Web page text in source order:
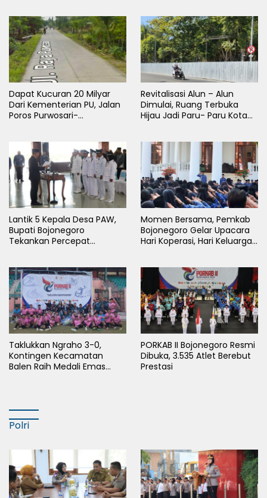
Dapat Kucuran 20 Milyar
Dari Kementerian PU, Jalan
Poros Purwosari-
Revitalisasi Alun – Alun
Dimulai, Ruang Terbuka
Hijau Jadi Paru- Paru Kota
Lantik 5 Kepala Desa PAW,
Bupati Bojonegoro
Tekankan Percepat
Momen Bersama, Pemkab
Bojonegoro Gelar Upacara
Hari Koperasi, Hari Keluarga
Taklukkan Ngraho 3-0,
Kontingen Kecamatan
Balen Raih Medali Emas
PORKAB II Bojonegoro Resmi
Dibuka, 3.535 Atlet Berebut
Prestasi
Polri